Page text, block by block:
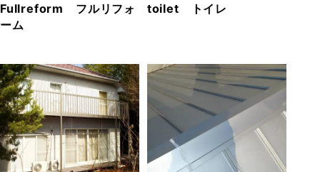
Fullreform フルリフォ
ーム
toilet トイレ